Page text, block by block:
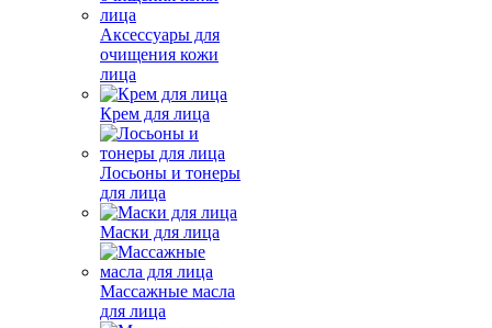
Аксессуары для
очищения кожи
лица
Крем для лица
Лосьоны и тонеры
для лица
Маски для лица
Массажные масла
для лица